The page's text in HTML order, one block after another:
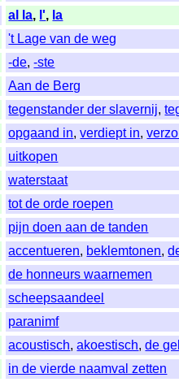
al la, l', la
't Lage van de weg
-de,-ste
Aan de Berg
tegenstander der slavernij,
opgaand in,verdiept in,
uitkopen
waterstaat
tot de orde roepen
pijn doen aan de tanden
accentueren, beklemtonen,
de honneurs waarnemen
scheepsaandeel
paranimf
acoustisch,akoestisch,de
in de vierde naamval zetten